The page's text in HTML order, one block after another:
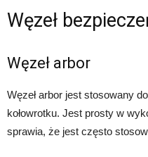
Węzeł
Węzeł arbor
Węzeł arbor jest stosowany
kołowrotku. Jest prosty w
sprawia, że jest często